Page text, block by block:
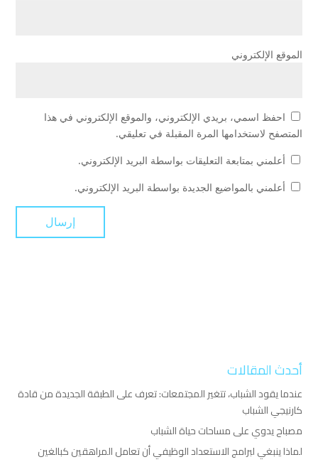
الموقع الإلكتروني
احفظ اسمي، بريدي الإلكتروني، والموقع الإلكتروني في هذا
المتصفح لاستخدامها المرة المقبلة في تعليقي.
أعلمني بمتابعة التعليقات بواسطة البريد الإلكتروني.
أعلمني بالمواضيع الجديدة بواسطة البريد الإلكتروني.
أحدث المقالات
عندما يقود الشباب، تتغير المجتمعات: تعرف على الطبقة الجديدة من قادة
كارنيجي الشباب
مصباح يدوي على مساحات حياة الشباب
لماذا ينبغي لبرامج الاستعداد الوظيفي أن تعامل المراهقين كبالغين